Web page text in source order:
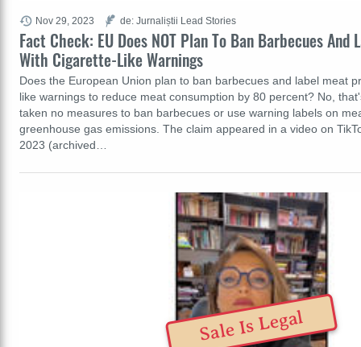
Fact Check: EU Does NOT Plan To Ban Barbecues
With Cigarette-Like Warnings
Does the European Union plan to ban barbecues and label meat
like warnings to reduce meat consumption by 80 percent? No,
taken no measures to ban barbecues or use warning labels on
greenhouse gas emissions. The claim appeared in a video on
2023 (archived…
Nov 29, 2023 de: Jurnaliștii Lead Stories
Sale Is Legal